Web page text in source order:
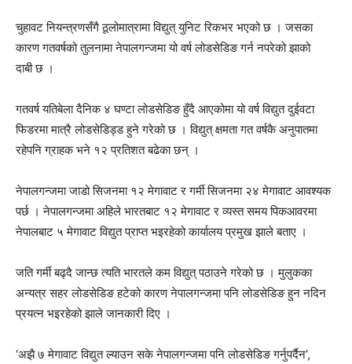
चुहावट नियन्त्रणसँगै ठूलोमात्रामा विद्युत् युनिट रिकभर भएको छ । जसका
कारण गतवर्षको तुलनामा नेपालगन्जमा यो वर्ष लोडसेडिङ गर्न नपरेको झाको
दाबी छ ।
गतवर्ष यतिबेला दैनिक ४ घण्टा लोडसेडिङ हुँदै आएकोमा यो वर्ष विद्युत दुईवटा
फिडरमा मात्रै लोडसेडिड्ड हुने गरेको छ । विद्युत् क्षमता गत वर्षकै अनुपातमा
रहेपनि ग्राहक भने १२ प्रतिशत बढेका छन् ।
नेपालगन्जमा जाडो सिजनमा १२ मेगावाट र गर्मी सिजनमा २४ मेगावाट आवश्यक
पर्छ । नेपालगन्जमा अहिले भारतबाट १२ मेगावाट र व्यस्त समय पिकआवरमा
नेपालबाट ५ मेगावाट विद्युत प्राप्त भइरहेको कार्यालय प्रमुख झाले बताए ।
जति गर्मी बढ्दै जान्छ त्यति भारतले कम विद्युत् पठाउने गरेको छ । मुलुकका
अन्यत्र सहर लोडसेडिङ हटेको कारण नेपालगन्जमा पनि लोडसेडिङ हुन नदिन
प्रयत्न भइरहेको झाले जानकारी दिए ।
‘अझै ७ मेगावाट विद्युत ल्याउन सके नेपालगन्जमा पनि लोडसेडिङ गर्नुपर्दैन’,